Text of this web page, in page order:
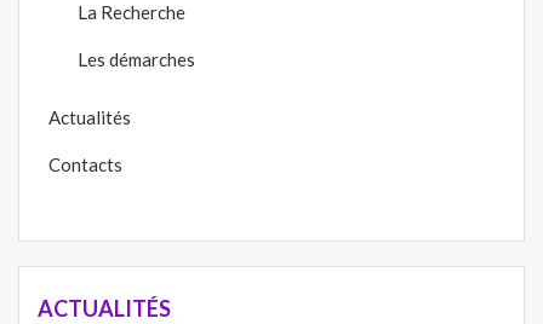
La Recherche
Les démarches
Actualités
Contacts
ACTUALITÉS